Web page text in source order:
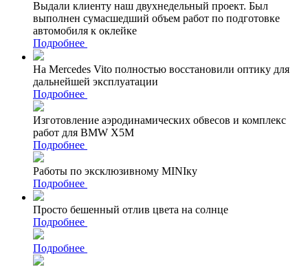
Выдали клиенту наш двухнедельный проект. Был
выполнен сумасшедший объем работ по подготовке
автомобиля к оклейке
Подробнее
На Mercedes Vito полностью восстановили оптику для
дальнейшей эксплуатации
Подробнее
Изготовление аэродинамических обвесов и комплекс
работ для BMW X5M
Подробнее
Работы по эксклюзивному MINIку
Подробнее
Просто бешенный отлив цвета на солнце
Подробнее
Подробнее